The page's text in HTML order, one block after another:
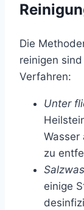
Die
reinigen
Verfahren:
Unter
Wasser
zu
einige